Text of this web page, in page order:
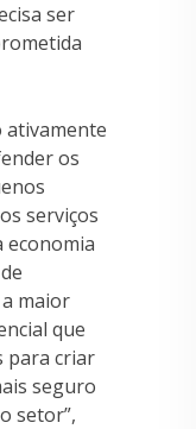
ser
ativamente
os
serviços
economia
maior
que
para criar
seguro
setor”,